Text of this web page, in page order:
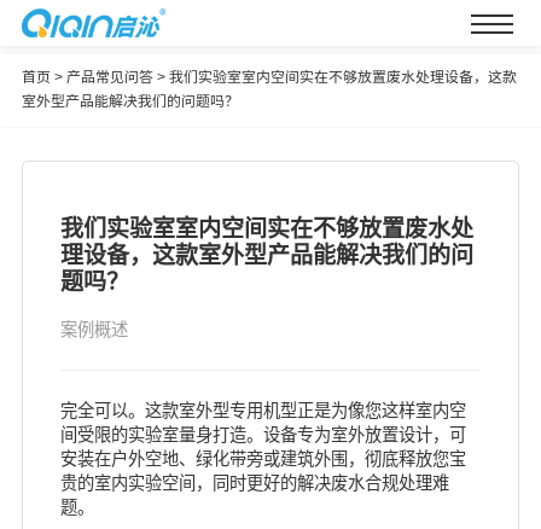
首页 > 产品常见问答> 我们实验室室内空间实在不够放置废水处理设备，这款
室外型产品能解决我们的问题吗？
我们实验室室内空间实在不够放置废水处
理设备，这款室外型产品能解决我们的问
题吗？
案例概述
完全可以。这款室外型专用机型正是为像您这样室内空
间受限的实验室量身打造。设备专为室外放置设计，可
安装在户外空地、绿化带旁或建筑外围，彻底释放您宝
贵的室内实验空间，同时更好的解决废水合规处理难
题。